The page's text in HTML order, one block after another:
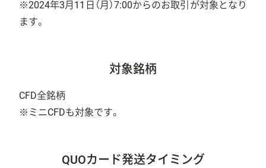
※2024年3月11日（月）7:00からのお取引が対象となり
ます。
対象銘柄
CFD全銘柄
※ミニCFDも対象です。
QUOカード発送タイミング